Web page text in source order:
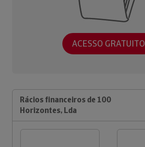
ACESSO GRATUITO
Rácios financeiros de 100
Horizontes, Lda